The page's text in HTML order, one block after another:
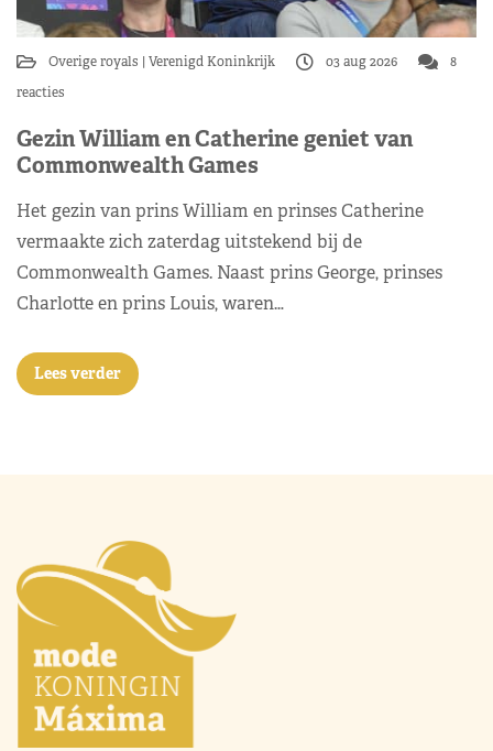
Overige royals Verenigd Koninkrijk 03 aug 2026
8
reacties
Gezin William en Catherine geniet van
Commonwealth Games
Het gezin van prins William en prinses Catherine
vermaakte zich zaterdag uitstekend bij de
Commonwealth Games. Naast prins George, prinses
Charlotte en prins Louis, waren…
Lees verder